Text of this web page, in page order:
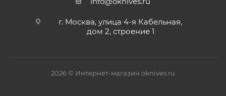
г. Москва, улица 4-я Кабельная,
дом 2, строение 1
2026 © Интернет-магазин oknives.ru